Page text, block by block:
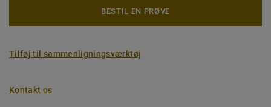
BESTIL EN PRØVE
Tilføj til sammenligningsværktøj
Kontakt os